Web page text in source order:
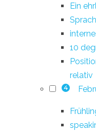
Ein
10
relativ
4